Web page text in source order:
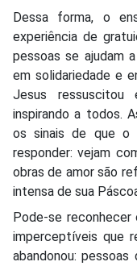
Dessa forma, o
experiência de
pessoas se ajudam
em solidariedade e
Jesus ressuscitou
inspirando a todos.
os sinais de que o
responder: vejam
obras de amor são
intensa de sua
Pode-se reconhecer
imperceptíveis que
abandonou: